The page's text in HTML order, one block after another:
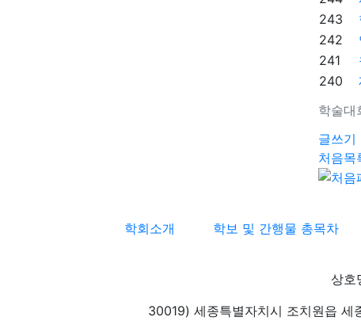
학술대
243
242
241
240
글쓰기
처음목
학회소개 학보 및 간행물 총목차
상호
30019) 세종특별자치시 조치원읍